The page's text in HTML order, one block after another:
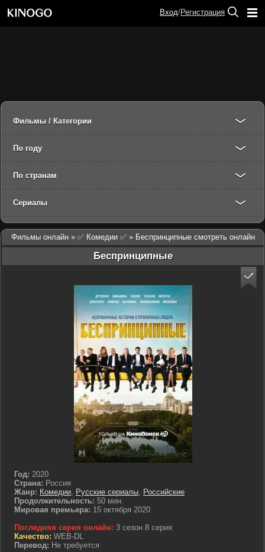
Фильмы / Категории
По году
По странам
Сериалы
Фильмы онлайн » ✅ Комедии ✅ » Беспринципные смотреть онлайн
Беспринципные
Год: 2020
Страна: Россия
Жанр: Комедии, Русские сериалы, Российские
Продолжительность: 50 мин.
Мировая премьера: 15 октября 2020
Последняя серия онлайн: 3 сезон 8 серия
Качество: WEB-DL
Перевод: Не требуется
Вход/Регистрация